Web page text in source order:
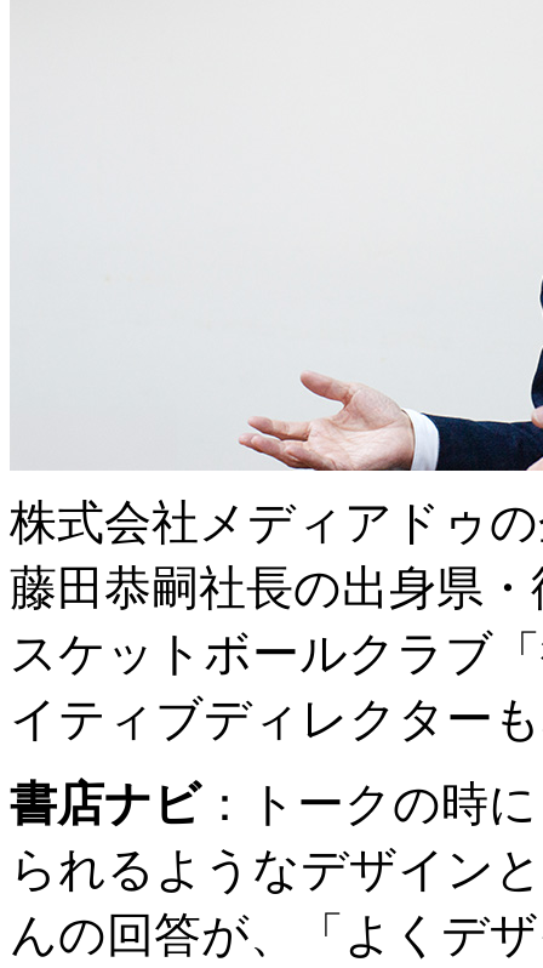
株式会社メディアドゥ
藤田恭嗣社長の出身県
スケットボールクラブ
イティブディレクター
書店ナビ：
トークの時
られるようなデザイン
んの回答が、「よくデ